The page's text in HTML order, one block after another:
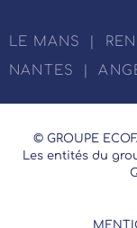
LE MANS
NANTES
© GROUPE
Les entités du